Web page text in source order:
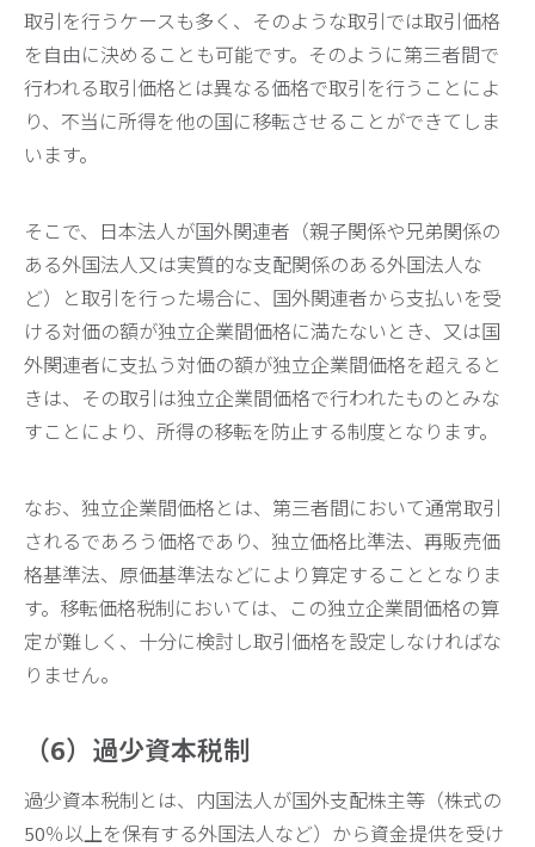
取引を行うケースも多く、そのような取引では取引価格
を自由に決めることも可能です。そのように第三者間で
行われる取引価格とは異なる価格で取引を行うことによ
り、不当に所得を他の国に移転させることができてしま
います。
そこで、日本法人が国外関連者（親子関係や兄弟関係の
ある外国法人又は実質的な支配関係のある外国法人な
ど）と取引を行った場合に、国外関連者から支払いを受
ける対価の額が独立企業間価格に満たないとき、又は国
外関連者に支払う対価の額が独立企業間価格を超えると
きは、その取引は独立企業間価格で行われたものとみな
すことにより、所得の移転を防止する制度となります。
なお、独立企業間価格とは、第三者間において通常取引
されるであろう価格であり、独立価格比準法、再販売価
格基準法、原価基準法などにより算定することとなりま
す。移転価格税制においては、この独立企業間価格の算
定が難しく、十分に検討し取引価格を設定しなければな
りません。
（6）過少資本税制
過少資本税制とは、内国法人が国外支配株主等（株式の
50％以上を保有する外国法人など）から資金提供を受け